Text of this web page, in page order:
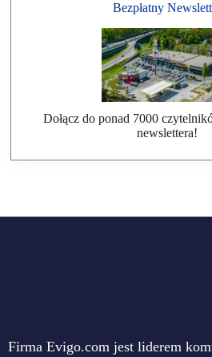
Bezpłatny
Dołącz do ponad 7000
newslettera!
Firma Evigo.com jest liderem